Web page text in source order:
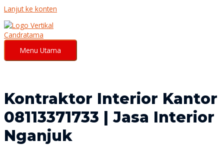
Lanjut ke konten
Menu Utama
Kontraktor Interior Kantor
08113371733 | Jasa Interior
Nganjuk